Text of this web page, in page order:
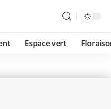
Espace vert